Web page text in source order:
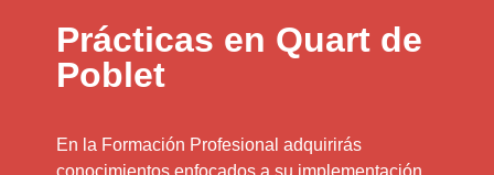
Prácticas en Quart de
Poblet
En la Formación Profesional adquirirás